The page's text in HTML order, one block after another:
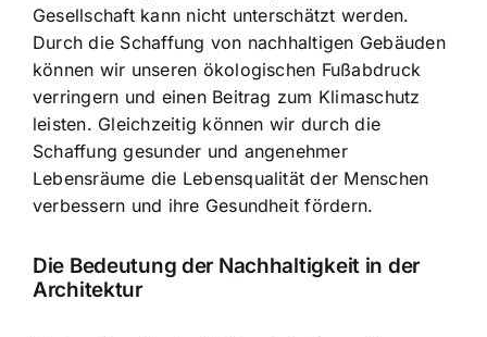
Gesellschaft kann nicht unterschätzt werden.
Durch die Schaffung von nachhaltigen Gebäuden
können wir unseren ökologischen Fußabdruck
verringern und einen Beitrag zum Klimaschutz
leisten. Gleichzeitig können wir durch die
Schaffung gesunder und angenehmer
Lebensräume die Lebensqualität der Menschen
verbessern und ihre Gesundheit fördern.
Die Bedeutung der Nachhaltigkeit in der
Architektur